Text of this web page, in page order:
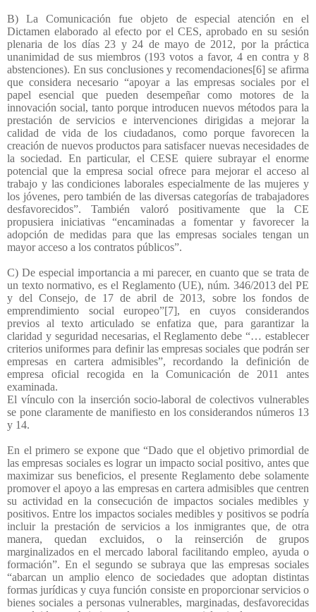
B) La Comunicación fue objeto de especial atención en el
Dictamen elaborado al efecto por el CES, aprobado en su sesión
plenaria de los días 23 y 24 de mayo de 2012, por la práctica
unanimidad de sus miembros (193 votos a favor, 4 en contra y 8
abstenciones). En sus conclusiones y recomendaciones[6] se afirma
que considera necesario “apoyar a las empresas sociales por el
papel esencial que pueden desempeñar como motores de la
innovación social, tanto porque introducen nuevos métodos para la
prestación de servicios e intervenciones dirigidas a mejorar la
calidad de vida de los ciudadanos, como porque favorecen la
creación de nuevos productos para satisfacer nuevas necesidades de
la sociedad. En particular, el CESE quiere subrayar el enorme
potencial que la empresa social ofrece para mejorar el acceso al
trabajo y las condiciones laborales especialmente de las mujeres y
los jóvenes, pero también de las diversas categorías de trabajadores
desfavorecidos”. También valoró positivamente que la CE
propusiera iniciativas “encaminadas a fomentar y favorecer la
adopción de medidas para que las empresas sociales tengan un
mayor acceso a los contratos públicos”.
C) De especial importancia a mi parecer, en cuanto que se trata de
un texto normativo, es el Reglamento (UE), núm. 346/2013 del PE
y del Consejo, de 17 de abril de 2013, sobre los fondos de
emprendimiento social europeo”[7], en cuyos considerandos
previos al texto articulado se enfatiza que, para garantizar la
claridad y seguridad necesarias, el Reglamento debe “… establecer
criterios uniformes para definir las empresas sociales que podrán ser
empresas en cartera admisibles”, recordando la definición de
empresa oficial recogida en la Comunicación de 2011 antes
examinada.
El vínculo con la inserción socio-laboral de colectivos vulnerables
se pone claramente de manifiesto en los considerandos números 13
y 14.
En el primero se expone que “Dado que el objetivo primordial de
las empresas sociales es lograr un impacto social positivo, antes que
maximizar sus beneficios, el presente Reglamento debe solamente
promover el apoyo a las empresas en cartera admisibles que centren
su actividad en la consecución de impactos sociales medibles y
positivos. Entre los impactos sociales medibles y positivos se podría
incluir la prestación de servicios a los inmigrantes que, de otra
manera, quedan excluidos, o la reinserción de grupos
marginalizados en el mercado laboral facilitando empleo, ayuda o
formación”. En el segundo se subraya que las empresas sociales
“abarcan un amplio elenco de sociedades que adoptan distintas
formas jurídicas y cuya función consiste en proporcionar servicios o
bienes sociales a personas vulnerables, marginadas, desfavorecidas